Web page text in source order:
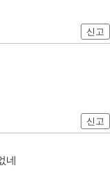
신고
신고
네